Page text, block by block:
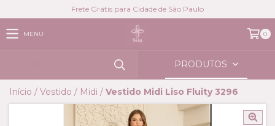
Frete Grátis para Cidade de São Paulo
MENU 0
PRODUTOS
Início / Vestido / Midi / Vestido Midi Liso Fluity 3296